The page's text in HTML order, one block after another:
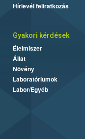
Hírlevél feliratkozás
Gyakori kérdések
Élelmiszer
Állat
Növény
Laboratóriumok
Labor/Egyéb